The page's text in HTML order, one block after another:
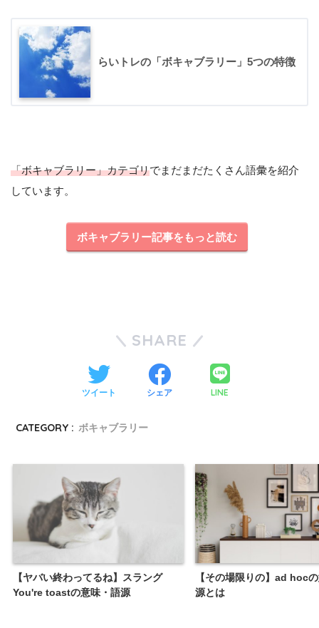
らいトレの「ボキャブラリー」5つの特徴
「ボキャブラリー」カテゴリでまだまだたくさん語彙を紹介
しています。
ボキャブラリー記事をもっと読む
SHARE
ツイート シェア LINE
CATEGORY : ボキャブラリー
【ヤバい終わってるね】スラング
You're toastの意味・語源
【その場限りの】ad hoc
源とは